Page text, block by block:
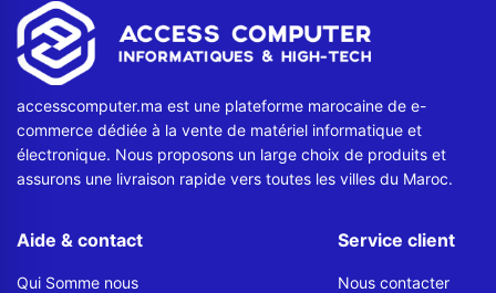
accesscomputer.ma est une plateforme marocaine de e-
commerce dédiée à la vente de matériel informatique et
électronique. Nous proposons un large choix de produits et
assurons une livraison rapide vers toutes les villes du Maroc.
Aide & contact
Qui Somme nous
Service client
Nous contacter